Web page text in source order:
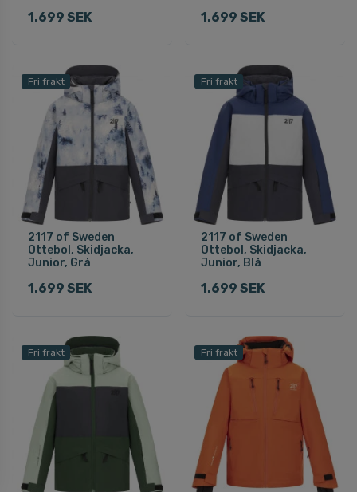
1.699 SEK 1.699 SEK
Fri frakt
2117 of Sweden
Ottebol, Skidjacka,
Junior, Grå
1.699 SEK
Fri frakt
2117 of Sweden
Ottebol, Skidjacka,
Junior, Blå
1.699 SEK
Fri frakt Fri frakt